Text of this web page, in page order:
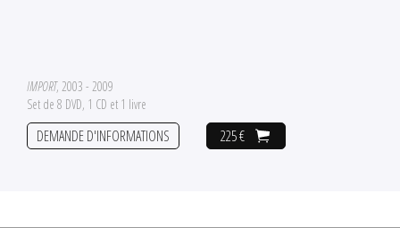
IMPORT, 2003 - 2009
Set de 8 DVD, 1 CD et 1 livre
225 €
DEMANDE D'INFORMATIONS